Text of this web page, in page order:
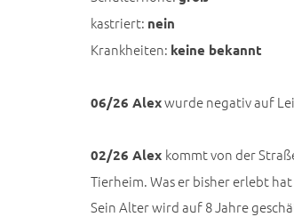
kastriert: nein
Krankheiten: keine bekannt
06/26 Alexwurde negativ auf
02/26 Alex kommt von der
Tierheim. Was er bisher erlebt
Sein Alter wird auf 8 Jahre